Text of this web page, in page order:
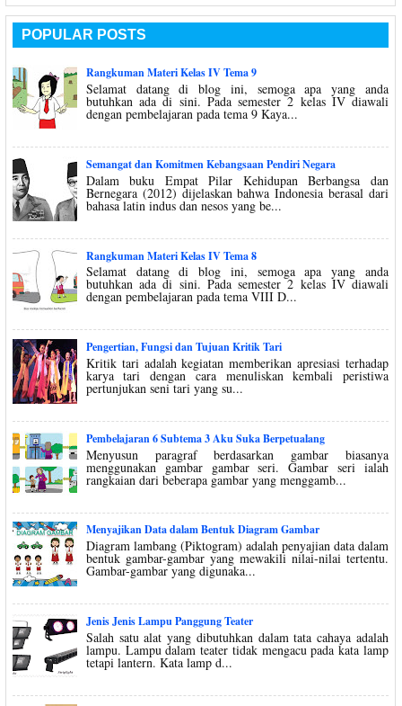
POPULAR POSTS
Rangkuman Materi Kelas IV Tema 9
Selamat datang di blog ini, semoga apa yang anda
butuhkan ada di sini. Pada semester 2 kelas IV diawali
dengan pembelajaran pada tema 9 Kaya...
Semangat dan Komitmen Kebangsaan Pendiri Negara
Dalam buku Empat Pilar Kehidupan Berbangsa dan
Bernegara (2012) dijelaskan bahwa Indonesia berasal dari
bahasa latin indus dan nesos yang be...
Rangkuman Materi Kelas IV Tema 8
Selamat datang di blog ini, semoga apa yang anda
butuhkan ada di sini. Pada semester 2 kelas IV diawali
dengan pembelajaran pada tema VIII D...
Pengertian, Fungsi dan Tujuan Kritik Tari
Kritik tari adalah kegiatan memberikan apresiasi terhadap
karya tari dengan cara menuliskan kembali peristiwa
pertunjukan seni tari yang su...
Pembelajaran 6 Subtema 3 Aku Suka Berpetualang
Menyusun paragraf berdasarkan gambar biasanya
menggunakan gambar gambar seri. Gambar seri ialah
rangkaian dari beberapa gambar yang menggamb...
Menyajikan Data dalam Bentuk Diagram Gambar
Diagram lambang (Piktogram) adalah penyajian data dalam
bentuk gambar-gambar yang mewakili nilai-nilai tertentu.
Gambar-gambar yang digunaka...
Jenis Jenis Lampu Panggung Teater
Salah satu alat yang dibutuhkan dalam tata cahaya adalah
lampu. Lampu dalam teater tidak mengacu pada kata lamp
tetapi lantern. Kata lamp d...